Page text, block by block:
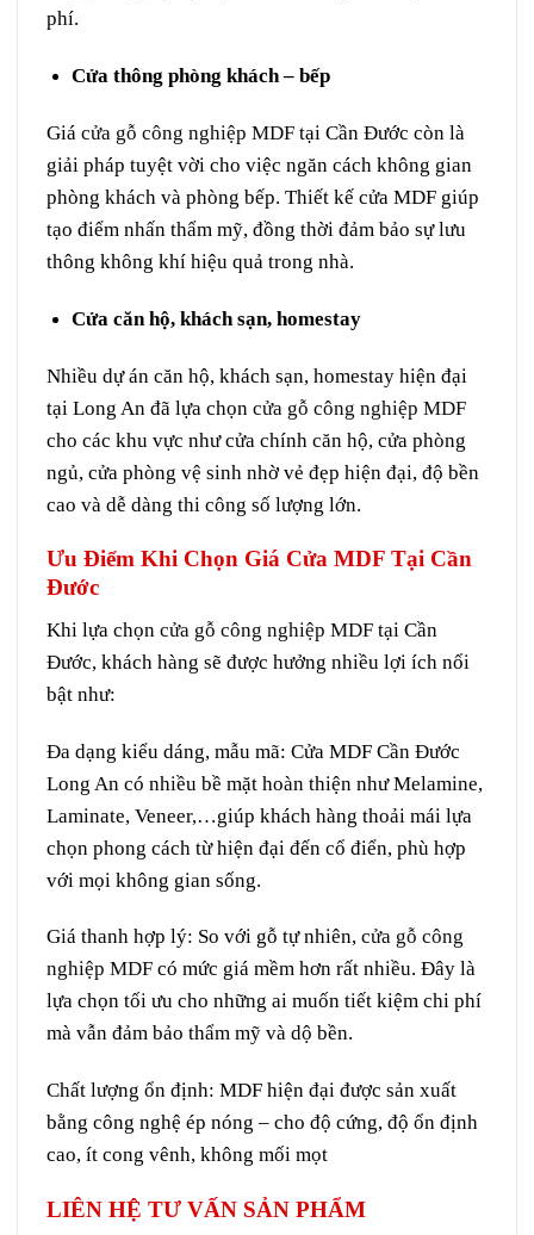
phí.
Cửa thông phòng khách – bếp
Giá cửa gỗ công nghiệp MDF tại Cần Đước còn là
giải pháp tuyệt vời cho việc ngăn cách không gian
phòng khách và phòng bếp. Thiết kế cửa MDF giúp
tạo điểm nhấn thẩm mỹ, đồng thời đảm bảo sự lưu
thông không khí hiệu quả trong nhà.
Cửa căn hộ, khách sạn, homestay
Nhiều dự án căn hộ, khách sạn, homestay hiện đại
tại Long An đã lựa chọn cửa gỗ công nghiệp MDF
cho các khu vực như cửa chính căn hộ, cửa phòng
ngủ, cửa phòng vệ sinh nhờ vẻ đẹp hiện đại, độ bền
cao và dễ dàng thi công số lượng lớn.
Ưu Điểm Khi Chọn Giá Cửa MDF Tại Cần
Đước
Khi lựa chọn cửa gỗ công nghiệp MDF tại Cần
Đước, khách hàng sẽ được hưởng nhiều lợi ích nổi
bật như:
Đa dạng kiểu dáng, mẫu mã: Cửa MDF Cần Đước
Long An có nhiều bề mặt hoàn thiện như Melamine,
Laminate, Veneer,…giúp khách hàng thoải mái lựa
chọn phong cách từ hiện đại đến cổ điển, phù hợp
với mọi không gian sống.
Giá thanh hợp lý: So với gỗ tự nhiên, cửa gỗ công
nghiệp MDF có mức giá mềm hơn rất nhiều. Đây là
lựa chọn tối ưu cho những ai muốn tiết kiệm chi phí
mà vẫn đảm bảo thẩm mỹ và dộ bền.
Chất lượng ổn định: MDF hiện đại được sản xuất
bằng công nghệ ép nóng – cho độ cứng, độ ổn định
cao, ít cong vênh, không mối mọt
LIÊN HỆ TƯ VẤN SẢN PHẨM